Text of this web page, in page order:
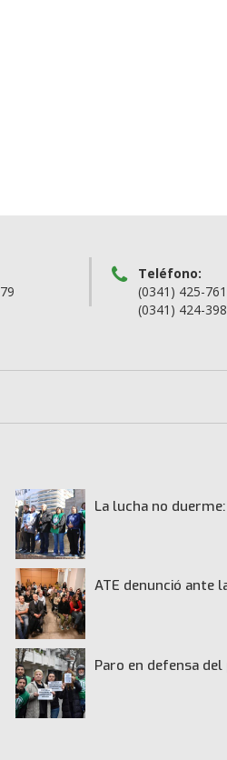
Teléfono:
(0341) 425-
(0341) 424-
La lucha no
ATE denunció ante
Paro en defensa